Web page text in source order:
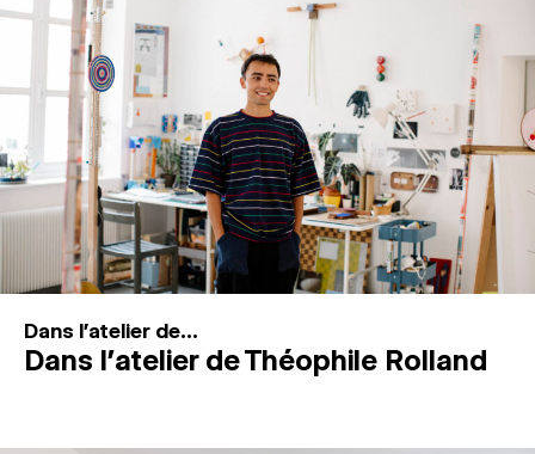
Dans l'atelier de...
Dans l’atelier de Théophile Rolland